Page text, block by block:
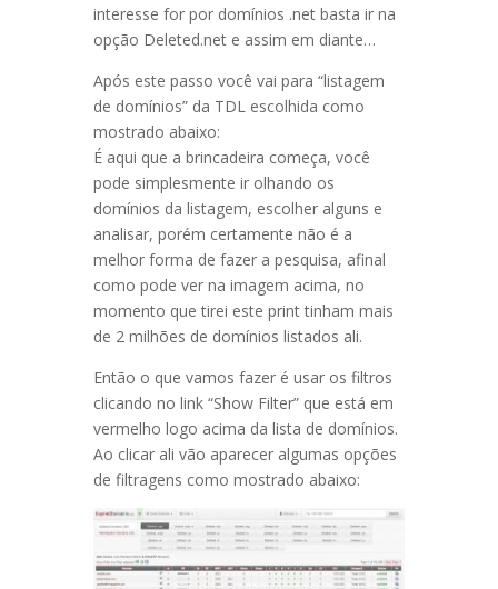
interesse for por domínios .net basta ir na
opção Deleted.net e assim em diante…
Após este passo você vai para “listagem
de domínios” da TDL escolhida como
mostrado abaixo:
É aqui que a brincadeira começa, você
pode simplesmente ir olhando os
domínios da listagem, escolher alguns e
analisar, porém certamente não é a
melhor forma de fazer a pesquisa, afinal
como pode ver na imagem acima, no
momento que tirei este print tinham mais
de 2 milhões de domínios listados ali.
Então o que vamos fazer é usar os filtros
clicando no link “Show Filter” que está em
vermelho logo acima da lista de domínios.
Ao clicar ali vão aparecer algumas opções
de filtragens como mostrado abaixo: